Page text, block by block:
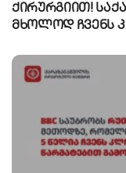
ქირურგიით!
მხოლოდ ჩვენს